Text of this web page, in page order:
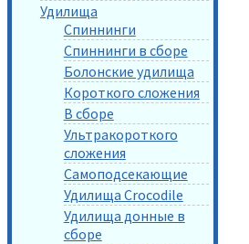
Удилища
Спиннинги
Спиннинги в сборе
Болонские удилища
Короткого сложения
В сборе
Ультракороткого
сложения
Самоподсекающие
Удилища Crocodile
Удилища донные в
сборе